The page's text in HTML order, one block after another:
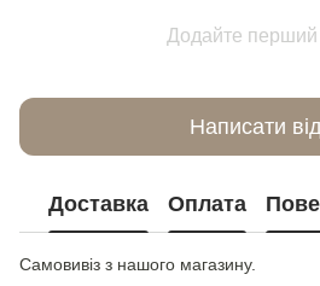
Додайте перший
Написати
Доставка Оплата
Самовивіз з нашого магазину.